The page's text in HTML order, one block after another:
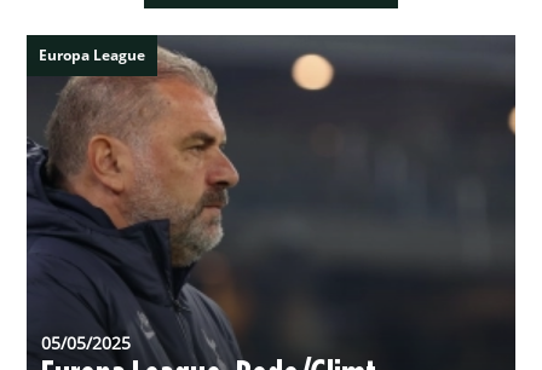
Europa League
05/05/2025